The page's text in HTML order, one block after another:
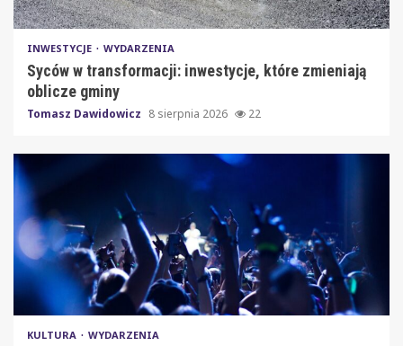
INWESTYCJE WYDARZENIA
Syców w transformacji: inwestycje, które zmieniają
oblicze gminy
Tomasz Dawidowicz 8 sierpnia 2026 22
KULTURA WYDARZENIA